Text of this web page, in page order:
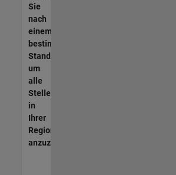
Sie
nach
einem
bestimmten
Standort,
um
alle
Stellenangebote
in
Ihrer
Region
anzuzeigen.